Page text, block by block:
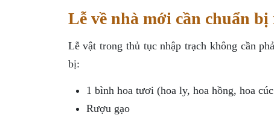
Lễ về nhà mới cần chuẩn
Lễ vật trong thủ tục nhập trạch không cần
bị:
1 bình hoa tươi (hoa ly, hoa hồng, hoa
Rượu gạo